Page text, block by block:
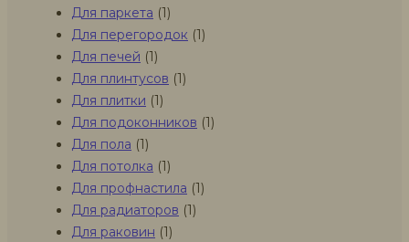
Для паркета (1)
Для перегородок (1)
Для печей (1)
Для плинтусов (1)
Для плитки (1)
Для подоконников (1)
Для пола (1)
Для потолка (1)
Для профнастила (1)
Для радиаторов (1)
Для раковин (1)